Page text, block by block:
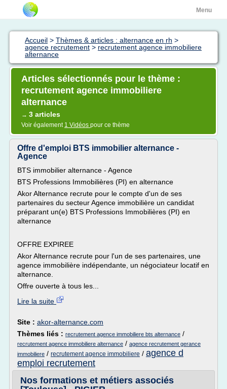
Menu
Accueil > Thèmes & articles : alternance en rh >
agence recrutement > recrutement agence immobiliere
alternance
Articles sélectionnés pour le thème :
recrutement agence immobiliere
alternance
→ 3 articles
Voir également 1 Vidéos pour ce thème
Offre d'emploi BTS immobilier alternance -
Agence
BTS immobilier alternance - Agence
BTS Professions Immobilières (PI) en alternance
Akor Alternance recrute pour le compte d'un de ses
partenaires du secteur Agence immobilière un candidat
préparant un(e) BTS Professions Immobilières (PI) en
alternance
OFFRE EXPIREE
Akor Alternance recrute pour l'un de ses partenaires, une
agence immobilière indépendante, un négociateur locatif en
alternance.
Offre ouverte à tous les...
Lire la suite
Site : akor-alternance.com
Thèmes liés : recrutement agence immobiliere bts alternance /
recrutement agence immobiliere alternance / agence recrutement gerance
immobiliere / recrutement agence immobiliere / agence d
emploi recrutement
Nos formations et métiers associés